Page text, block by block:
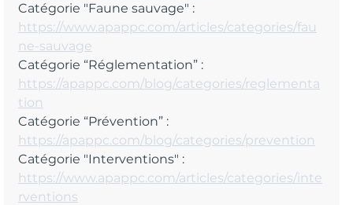
Catégorie "Faune sauvage" :
https://www.apappc.com/articles/categories/fau
ne-sauvage
Catégorie “Réglementation” :
https://apappc.com/blog/categories/reglementa
tion
Catégorie “Prévention” :
https://apappc.com/blog/categories/prevention
Catégorie "Interventions" :
https://www.apappc.com/articles/categories/inte
rventions